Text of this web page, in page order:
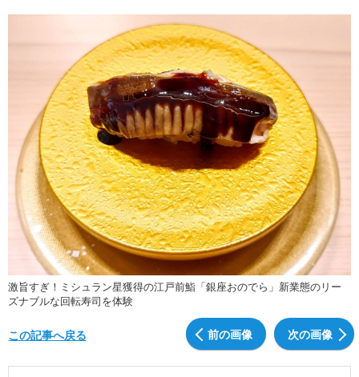
激旨すぎ！ミシュラン星獲得の江戸前鮨「銀座おのでら」新業態のリー
ズナブルな回転寿司を体験
前の画像 次の画像
この記事へ戻る